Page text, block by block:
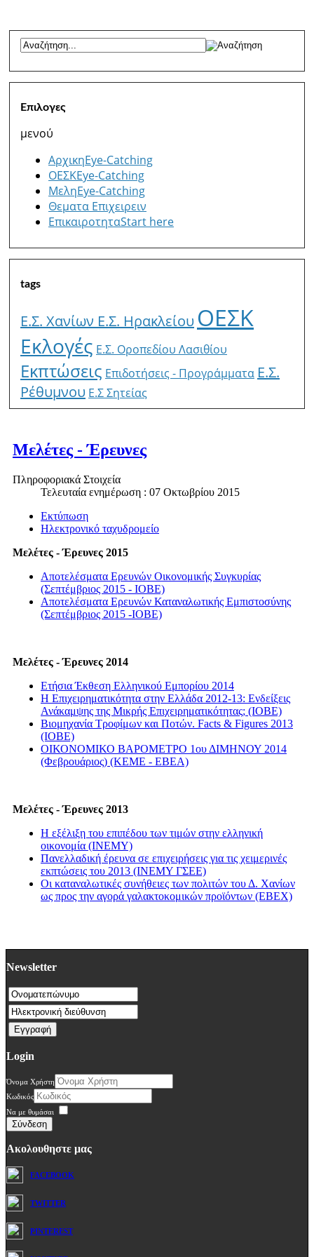
Επιλογες
μενού
ΑρχικηEye-Catching
ΟΕΣΚEye-Catching
ΜεληEye-Catching
Θεματα Επιχειρειν
ΕπικαιροτηταStart here
tags
Ε.Σ. Χανίων Ε.Σ. Ηρακλείου ΟΕΣΚ
Εκλογές Ε.Σ. Οροπεδίου Λασιθίου
Εκπτώσεις Επιδοτήσεις - Προγράμματα Ε.Σ.
Ρέθυμνου E.Σ Σητείας
Μελέτες - Έρευνες
Πληροφοριακά Στοιχεία
Τελευταία ενημέρωση : 07 Οκτωβρίου 2015
Εκτύπωση
Ηλεκτρονικό ταχυδρομείο
Μελέτες - Έρευνες 2015
Αποτελέσματα Ερευνών Οικονομικής Συγκυρίας
(Σεπτέμβριος 2015 - ΙΟΒΕ)
Αποτελέσματα Ερευνών Καταναλωτικής Εμπιστοσύνης
(Σεπτέμβριος 2015 -ΙΟΒΕ)
Μελέτες - Έρευνες 2014
Ετήσια Έκθεση Ελληνικού Εμπορίου 2014
Η Επιχειρηματικότητα στην Ελλάδα 2012-13: Ενδείξεις
Ανάκαμψης της Μικρής Επιχειρηματικότητας; (ΙΟΒΕ)
Βιομηχανία Τροφίμων και Ποτών. Facts & Figures 2013
(ΙΟΒΕ)
ΟΙΚΟΝΟΜΙΚΟ ΒΑΡΟΜΕΤΡΟ 1ου ΔΙΜΗΝΟΥ 2014
(Φεβρουάριος) (KEME - EBEA)
Μελέτες - Έρευνες 2013
Η εξέλιξη του επιπέδου των τιμών στην ελληνική
οικονομία (INEMY)
Πανελλαδική έρευνα σε επιχειρήσεις για τις χειμερινές
εκπτώσεις του 2013 (ΙΝΕΜΥ ΓΣΕΕ)
Οι καταναλωτικές συνήθειες των πολιτών του Δ. Χανίων
ως προς την αγορά γαλακτοκομικών προϊόντων (ΕΒΕΧ)
Newsletter
Login
Όνομα Χρήστη
Κωδικός
Να με θυμάσαι
Σύνδεση
Ακολουθηστε μας
FACEBOOK
TWITTER
PINTEREST